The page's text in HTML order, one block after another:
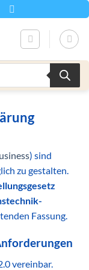
) sind
zu gestalten.
Fassung.
vereinbar.